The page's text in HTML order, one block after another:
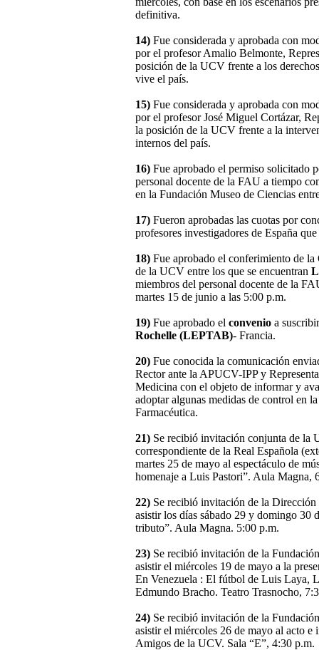
definitiva.
14) Fue considerada y aprobada con
por el profesor Amalio Belmonte,
posición de la UCV frente a los
vive el país.
15) Fue considerada y aprobada con
por el profesor José Miguel Cortázar,
la posición de la UCV frente a la
internos del país.
16) Fue aprobado el permiso solicitado
personal docente de la FAU a tiempo
en la Fundación Museo de Ciencias
17) Fueron aprobadas las cuotas por
profesores investigadores de España
18) Fue aprobado el conferimiento de la
de la UCV entre los que se encuentran
miembros del personal docente de la
martes 15 de junio a las 5:00 p.m.
19) Fue aprobado el convenio a
Rochelle (LEPTAB)- Francia.
20) Fue conocida la comunicación
Rector ante la APUCV-IPP y
Medicina con el objeto de informar y
adoptar algunas medidas de control en
Farmacéutica.
21) Se recibió invitación conjunta de la
correspondiente de la Real Española
martes 25 de mayo al espectáculo de
homenaje a Luis Pastori”. Aula Magna,
22) Se recibió invitación de la
asistir los días sábado 29 y domingo
tributo”. Aula Magna. 5:00 p.m.
23) Se recibió invitación de la
asistir el miércoles 19 de mayo a la
En Venezuela : El fútbol de Luis Laya,
Edmundo Bracho. Teatro Trasnocho,
24) Se recibió invitación de la
asistir el miércoles 26 de mayo al acto
Amigos de la UCV. Sala “E”, 4:30 p.m.